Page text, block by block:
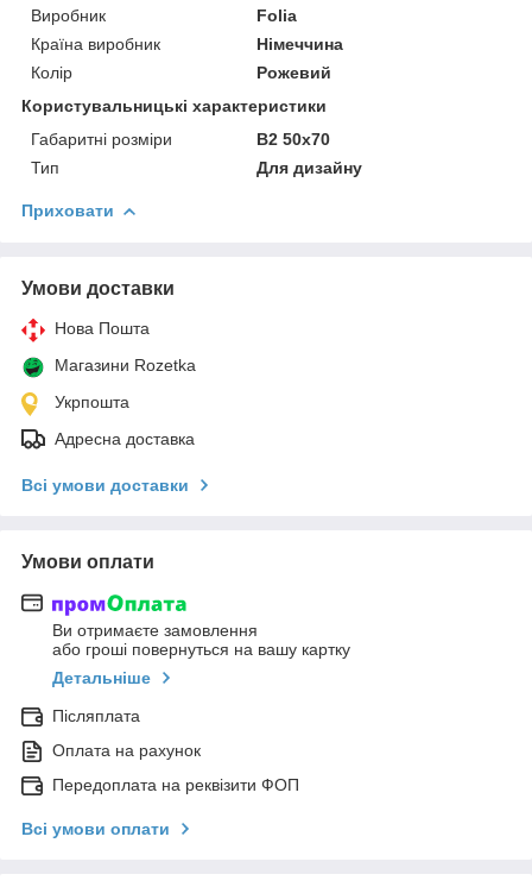
Виробник
Folia
Країна виробник
Німеччина
Колір
Рожевий
Користувальницькі характеристики
Габаритні розміри
B2 50x70
Тип
Для дизайну
Приховати
Умови доставки
Нова Пошта
Магазини Rozetka
Укрпошта
Адресна доставка
Всі умови доставки
Умови оплати
Ви отримаєте замовлення
або гроші повернуться на вашу картку
Детальніше
Післяплата
Оплата на рахунок
Передоплата на реквізити ФОП
Всі умови оплати